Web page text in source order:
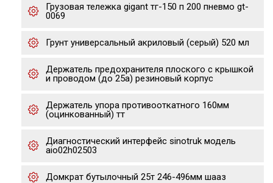
Грузовая тележка gigant тг-150 п 200 пневмо gt-
0069
Грунт универсальный акриловый (серый) 520 мл
Держатель предохранителя плоского с крышкой
и проводом (до 25а) резиновый корпус
Держатель упора противооткатного 160мм
(оцинкованный) тт
Диагностический интерфейс sinotruk модель
aio02h02503
Домкрат бутылочный 25т 246-496мм шааз